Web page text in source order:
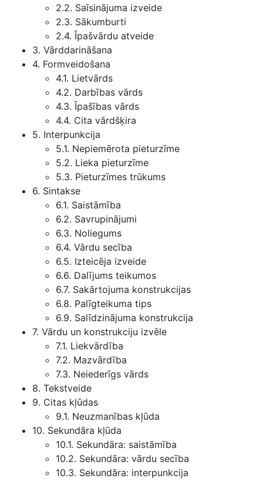
2.2. Saīsinājuma izveide
2.3. Sākumburti
2.4. Īpašvārdu atveide
3. Vārddarināšana
4. Formveidošana
4.1. Lietvārds
4.2. Darbības vārds
4.3. Īpašības vārds
4.4. Cita vārdšķira
5. Interpunkcija
5.1. Nepiemērota pieturzīme
5.2. Lieka pieturzīme
5.3. Pieturzīmes trūkums
6. Sintakse
6.1. Saistāmība
6.2. Savrupinājumi
6.3. Noliegums
6.4. Vārdu secība
6.5. Izteicēja izveide
6.6. Dalījums teikumos
6.7. Sakārtojuma konstrukcijas
6.8. Palīgteikuma tips
6.9. Salīdzinājuma konstrukcija
7. Vārdu un konstrukciju izvēle
7.1. Liekvārdība
7.2. Mazvārdība
7.3. Neiederīgs vārds
8. Tekstveide
9. Citas kļūdas
9.1. Neuzmanības kļūda
10. Sekundāra kļūda
10.1. Sekundāra: saistāmība
10.2. Sekundāra: vārdu secība
10.3. Sekundāra: interpunkcija